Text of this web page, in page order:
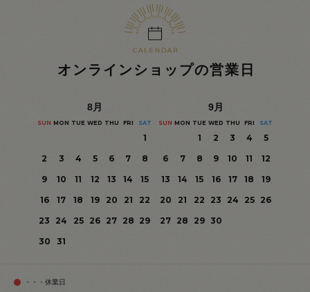
オンラインショップの営業日
8月
SUN MON TUE WED THU FRI SAT
1
2
3 4 5 6 7
8
9
10 11 12 13 14
15
16
17 18 19 20 21
22
23
24 25 26 27 28 29
30
31
9月
SUN MON TUE WED THU FRI SAT
1 2 3 4
5
6
7 8 9 10 11
12
13
14 15 16 17 18
19
20
21 22 23 24 25
26
27 28 29 30
・・・休業日